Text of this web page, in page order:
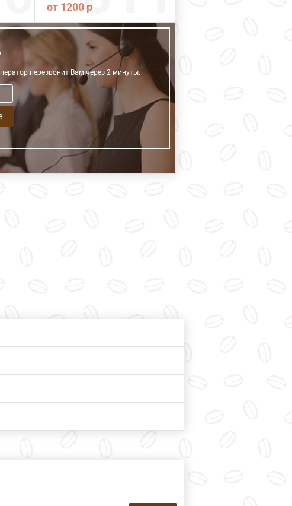
от 1200 р
перезвонит Вам через 2 минуты.